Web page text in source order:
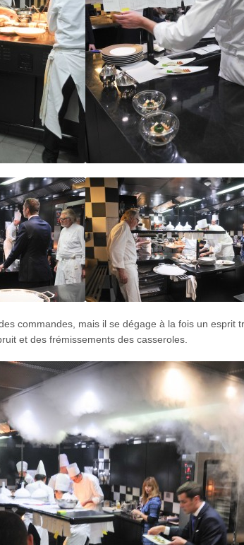
commandes, mais il se dégage à la fois un esprit
et des frémissements des casseroles.